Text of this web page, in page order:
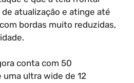
atualização e atinge até
bordas muito reduzidas,
conta com 50
ultra wide de 12